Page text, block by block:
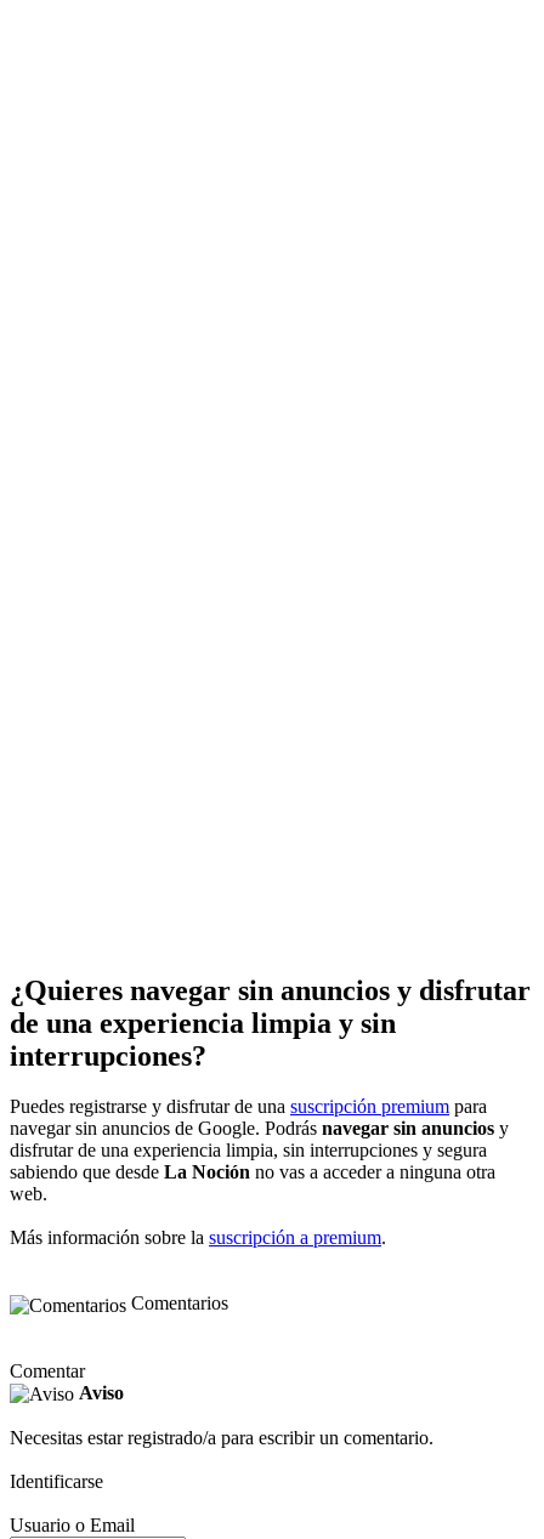
¿Quieres navegar sin anuncios y disfrutar
de una experiencia limpia y sin
interrupciones?
Puedes registrarse y disfrutar de una suscripción premium para
navegar sin anuncios de Google. Podrás navegar sin anuncios y
disfrutar de una experiencia limpia, sin interrupciones y segura
sabiendo que desde La Noción no vas a acceder a ninguna otra
web.
Más información sobre la suscripción a premium.
Comentarios
Comentar
Aviso
Necesitas estar registrado/a para escribir un comentario.
Identificarse
Usuario o Email